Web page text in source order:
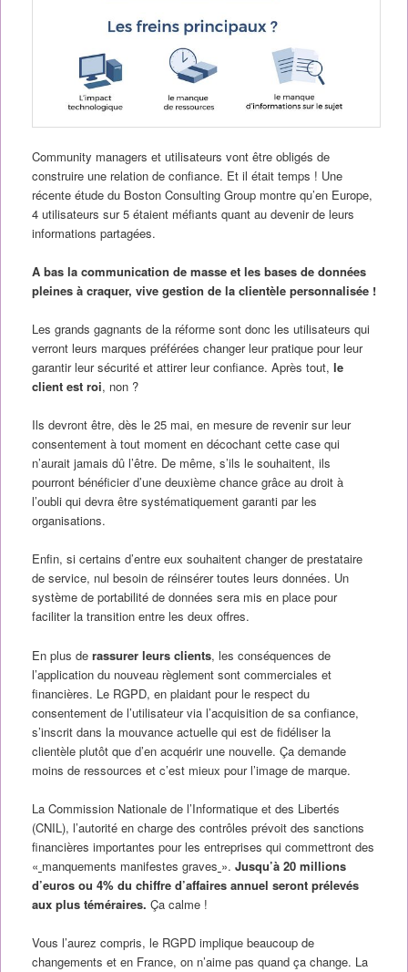
Community managers et utilisateurs vont être obligés de
construire une relation de confiance. Et il était temps ! Une
récente étude du Boston Consulting Group montre qu’en Europe,
4 utilisateurs sur 5 étaient méfiants quant au devenir de leurs
informations partagées.
A bas la communication de masse et les bases de données
pleines à craquer, vive gestion de la clientèle personnalisée !
Les grands gagnants de la réforme sont donc les utilisateurs qui
verront leurs marques préférées changer leur pratique pour leur
garantir leur sécurité et attirer leur confiance. Après tout, le
client est roi, non ?
Ils devront être, dès le 25 mai, en mesure de revenir sur leur
consentement à tout moment en décochant cette case qui
n’aurait jamais dû l’être. De même, s’ils le souhaitent, ils
pourront bénéficier d’une deuxième chance grâce au droit à
l’oubli qui devra être systématiquement garanti par les
organisations.
Enfin, si certains d’entre eux souhaitent changer de prestataire
de service, nul besoin de réinsérer toutes leurs données. Un
système de portabilité de données sera mis en place pour
faciliter la transition entre les deux offres.
En plus derassurer leurs clients, les conséquences de
l’application du nouveau règlement sont commerciales et
financières. Le RGPD, en plaidant pour le respect du
consentement de l’utilisateur via l’acquisition de sa confiance,
s’inscrit dans la mouvance actuelle qui est de fidéliser la
clientèle plutôt que d’en acquérir une nouvelle. Ça demande
moins de ressources et c’est mieux pour l’image de marque.
La Commission Nationale de l’Informatique et des Libertés
(CNIL), l’autorité en charge des contrôles prévoit des sanctions
financières importantes pour les entreprises qui commettront des
« manquements manifestes graves ». Jusqu’à 20 millions
d’euros ou 4% du chiffre d’affaires annuel seront prélevés
aux plus téméraires. Ça calme !
Vous l’aurez compris, le RGPD implique beaucoup de
changements et en France, on n’aime pas quand ça change. La